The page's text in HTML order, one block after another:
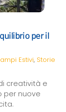
per il
Estivi, Storie
creatività e
per nuove